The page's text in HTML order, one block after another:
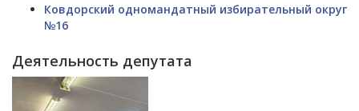
Ковдорский одномандатный избирательный округ
№16
Деятельность депутата